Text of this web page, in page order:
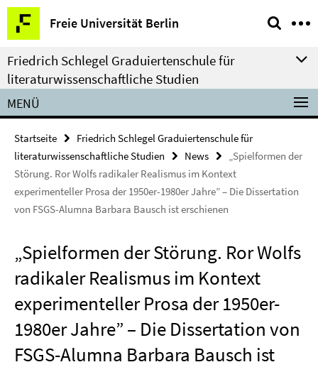
Springe
direkt
zu
Inhalt
Freie Universität Berlin
Service-
Navigation
Friedrich Schlegel Graduiertenschule für
literaturwissenschaftliche Studien
MENÜ
Startseite
Friedrich Schlegel Graduiertenschule für
literaturwissenschaftliche Studien
News
„Spielformen der
Störung. Ror Wolfs radikaler Realismus im Kontext
experimenteller Prosa der 1950er-1980er Jahre” – Die Dissertation
von FSGS-Alumna Barbara Bausch ist erschienen
„Spielformen der Störung. Ror Wolfs
radikaler Realismus im Kontext
experimenteller Prosa der 1950er-
1980er Jahre” – Die Dissertation von
FSGS-Alumna Barbara Bausch ist